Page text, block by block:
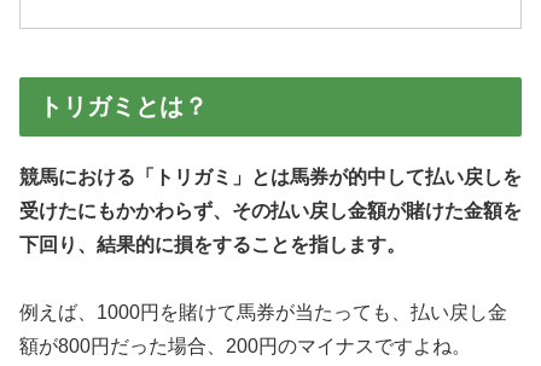
トリガミとは？
競馬における「トリガミ」とは馬券が的中して払い戻しを
受けたにもかかわらず、その払い戻し金額が賭けた金額を
下回り、結果的に損をすることを指します。
例えば、1000円を賭けて馬券が当たっても、払い戻し金
額が800円だった場合、200円のマイナスですよね。